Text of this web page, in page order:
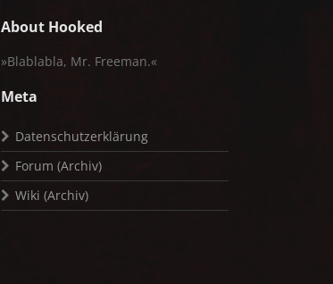
About Hooked
»Blablabla, Mr. Freeman.«
Meta
Datenschutzerklärung
Forum (Archiv)
Wiki (Archiv)